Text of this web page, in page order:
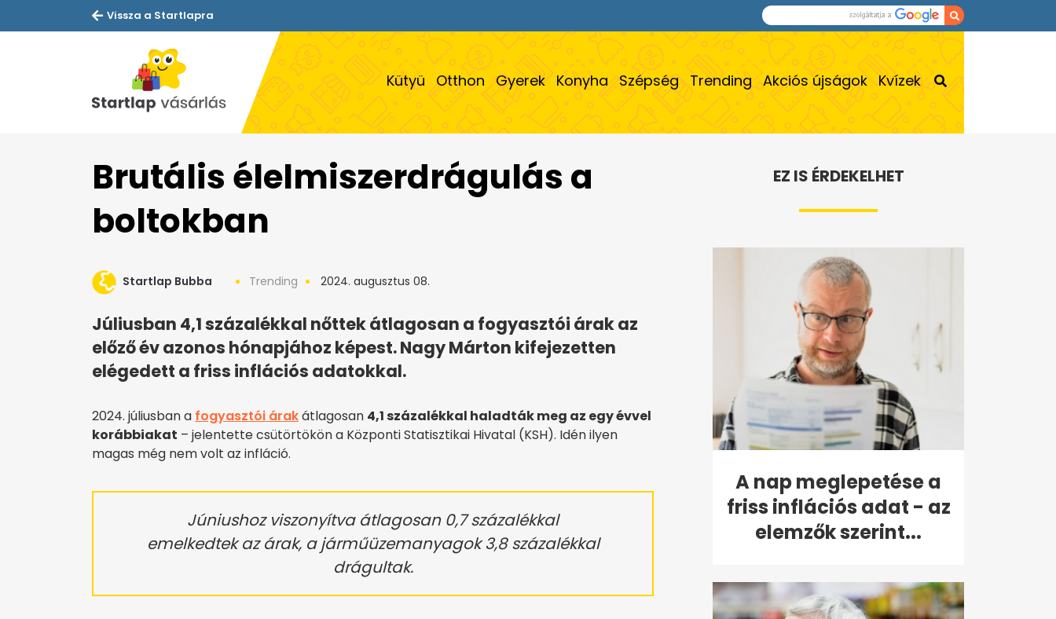
Vissza a Startlapra
Kütyü Otthon Gyerek Konyha Szépség Trending Akciós újságok Kvízek
Brutális élelmiszerdrágulás a
boltokban
Startlap Bubba Trending 2024. augusztus 08.
Júliusban 4,1 százalékkal nőttek átlagosan a fogyasztói árak az
előző év azonos hónapjához képest. Nagy Márton kifejezetten
elégedett a friss inflációs adatokkal.
2024. júliusban a fogyasztói árakátlagosan 4,1 százalékkal haladták meg az egy évvel
korábbiakat – jelentette csütörtökön a Központi Statisztikai Hivatal (KSH). Idén ilyen
magas még nem volt az infláció.
Júniushoz viszonyítva átlagosan 0,7 százalékkal
emelkedtek az árak, a járműüzemanyagok 3,8 százalékkal
drágultak.
EZ IS ÉRDEKELHET
A nap meglepetése a
friss inflációs adat - az
elemzők szerint...